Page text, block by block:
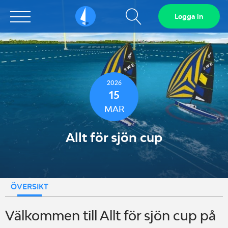
Sailarena Visa
sökfält
Logga in
2026
15
MAR
Allt för sjön cup
ÖVERSIKT
Välkommen till Allt för sjön cup på